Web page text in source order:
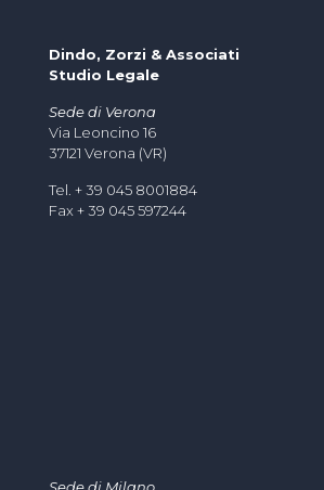
Dindo, Zorzi & Associati
Studio Legale
Sede di Verona
Via Leoncino 16
37121 Verona (VR)
Tel. + 39 045 8001884
Fax + 39 045 597244
Sede di Milano